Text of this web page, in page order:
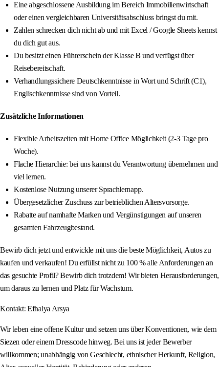
Eine abgeschlossene Ausbildung im Bereich Immobilienwirtschaft
oder einen vergleichbaren Universitätsabschluss bringst du mit.
Zahlen schrecken dich nicht ab und mit Excel / Google Sheets kennst
du dich gut aus.
Du besitzt einen Führerschein der Klasse B und verfügst über
Reisebereitschaft.
Verhandlungssichere Deutschkenntnisse in Wort und Schrift (C1),
Englischkenntnisse sind von Vorteil.
Zusätzliche Informationen
Flexible Arbeitszeiten mit Home Office Möglichkeit (2-3 Tage pro
Woche).
Flache Hierarchie: bei uns kannst du Verantwortung übernehmen und
viel lernen.
Kostenlose Nutzung unserer Sprachlernapp.
Übergesetzlicher Zuschuss zur betrieblichen Altersvorsorge.
Rabatte auf namhafte Marken und Vergünstigungen auf unseren
gesamten Fahrzeugbestand.
Bewirb dich jetzt und entwickle mit uns die beste Möglichkeit, Autos zu
kaufen und verkaufen! Du erfüllst nicht zu 100 % alle Anforderungen an
das gesuchte Profil? Bewirb dich trotzdem! Wir bieten Herausforderungen,
um daraus zu lernen und Platz für Wachstum.
Kontakt: Efhalya Arsya
Wir leben eine offene Kultur und setzen uns über Konventionen, wie dem
Siezen oder einem Dresscode hinweg. Bei uns ist jeder Bewerber
willkommen; unabhängig von Geschlecht, ethnischer Herkunft, Religion,